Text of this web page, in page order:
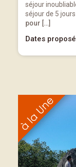
séjour
séjour de 5
pour […]
Dates